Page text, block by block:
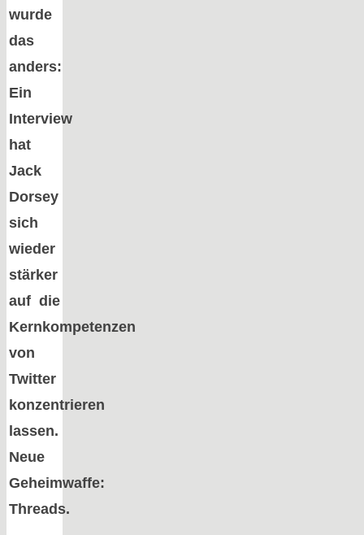
wurde
das
anders:
Ein
Interview
hat
Jack
Dorsey
sich
wieder
stärker
auf die
Kernkompetenzen
von
Twitter
konzentrieren
lassen.
Neue
Geheimwaffe:
Threads.